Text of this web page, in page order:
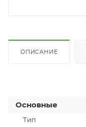
ОПИСАНИЕ
Основные
Тип